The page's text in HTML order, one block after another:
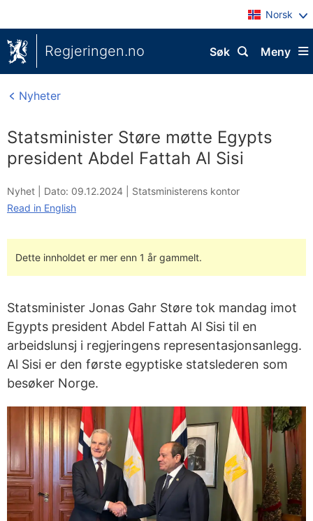
Norsk
Regjeringen.no Meny
Søk
Nyheter
Statsminister Støre møtte Egypts
president Abdel Fattah Al Sisi
Nyhet | Dato: 09.12.2024
Statsministerens kontor
Read in English
Dette innholdet er mer enn 1 år gammelt.
Statsminister Jonas Gahr Støre tok mandag imot
Egypts president Abdel Fattah Al Sisi til en
arbeidslunsj i regjeringens representasjonsanlegg.
Al Sisi er den første egyptiske statslederen som
besøker Norge.